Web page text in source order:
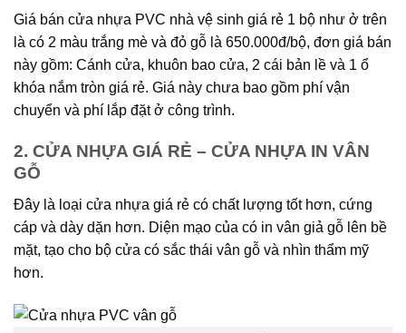
Giá bán cửa nhựa PVC nhà vệ sinh giá rẻ 1 bộ như ở trên
là có 2 màu trắng mè và đỏ gỗ là 650.000đ/bộ, đơn giá bán
này gồm: Cánh cửa, khuôn bao cửa, 2 cái bản lề và 1 ổ
khóa nắm tròn giá rẻ. Giá này chưa bao gồm phí vận
chuyển và phí lắp đặt ở công trình.
2. CỬA NHỰA GIÁ RẺ – CỬA NHỰA IN VÂN
GỖ
Đây là loại cửa nhựa giá rẻ có chất lượng tốt hơn, cứng
cáp và dày dặn hơn. Diện mạo của có in vân giả gỗ lên bề
mặt, tạo cho bộ cửa có sắc thái vân gỗ và nhìn thẩm mỹ
hơn.